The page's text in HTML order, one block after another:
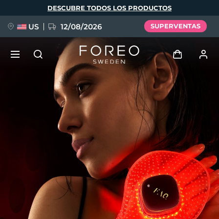
DESCUBRE TODOS LOS PRODUCTOS
US 12/08/2026 SUPERVENTAS
Iniciar sesión
Perfil de usuario
Mis dispositivos
Mis pedidos
Mis direcciones
Mis suscripciones
FAQ™ Pure Beauty-Tech Elixir
BREAKING NEWS
issa™ Teeth Whitening Set
Deutsch
Español
Italiano
Português
Svenska
Русский
Türkçe
简体中文 繁體中文